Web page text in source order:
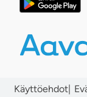
Käyttöehdot|